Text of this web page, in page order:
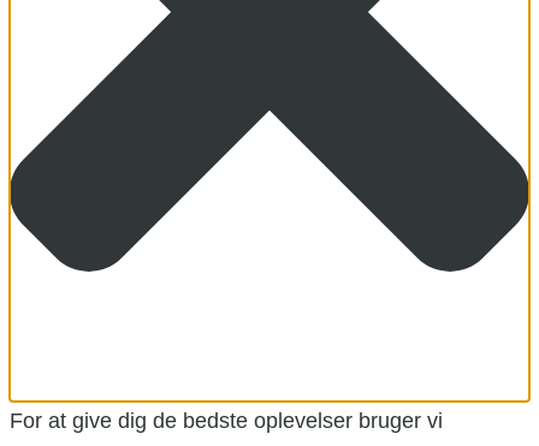
For at give dig de bedste oplevelser bruger vi